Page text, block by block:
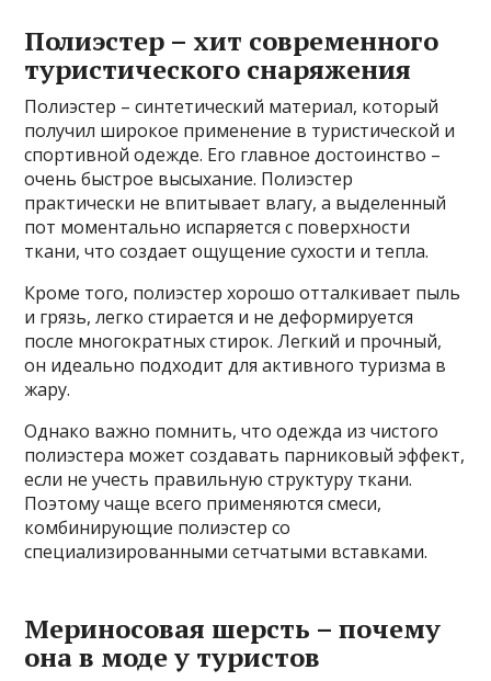
Полиэстер – хит современного
туристического снаряжения
Полиэстер – синтетический материал, который
получил широкое применение в туристической и
спортивной одежде. Его главное достоинство –
очень быстрое высыхание. Полиэстер
практически не впитывает влагу, а выделенный
пот моментально испаряется с поверхности
ткани, что создает ощущение сухости и тепла.
Кроме того, полиэстер хорошо отталкивает пыль
и грязь, легко стирается и не деформируется
после многократных стирок. Легкий и прочный,
он идеально подходит для активного туризма в
жару.
Однако важно помнить, что одежда из чистого
полиэстера может создавать парниковый эффект,
если не учесть правильную структуру ткани.
Поэтому чаще всего применяются смеси,
комбинирующие полиэстер со
специализированными сетчатыми вставками.
Мериносовая шерсть – почему
она в моде у туристов